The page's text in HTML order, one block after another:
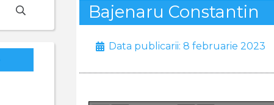
Bajenaru Constantin
Data publicarii: 8 februarie 2023